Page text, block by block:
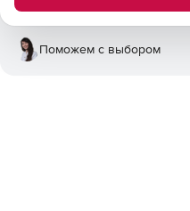
Поможем с выбором